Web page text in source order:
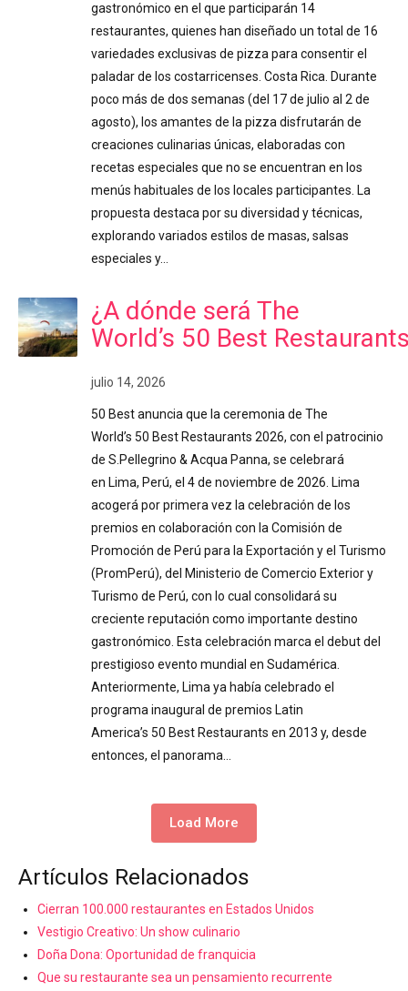
gastronómico en el que participarán 14
restaurantes, quienes han diseñado un total de 16
variedades exclusivas de pizza para consentir el
paladar de los costarricenses. Costa Rica. Durante
poco más de dos semanas (del 17 de julio al 2 de
agosto), los amantes de la pizza disfrutarán de
creaciones culinarias únicas, elaboradas con
recetas especiales que no se encuentran en los
menús habituales de los locales participantes. La
propuesta destaca por su diversidad y técnicas,
explorando variados estilos de masas, salsas
especiales y…
¿A dónde será The
World’s 50 Best
julio 14, 2026
50 Best anuncia que la ceremonia de The
World’s 50 Best Restaurants 2026, con el patrocinio
de S.Pellegrino & Acqua Panna, se celebrará
en Lima, Perú, el 4 de noviembre de 2026. Lima
acogerá por primera vez la celebración de los
premios en colaboración con la Comisión de
Promoción de Perú para la Exportación y el Turismo
(PromPerú), del Ministerio de Comercio Exterior y
Turismo de Perú, con lo cual consolidará su
creciente reputación como importante destino
gastronómico. Esta celebración marca el debut del
prestigioso evento mundial en Sudamérica.
Anteriormente, Lima ya había celebrado el
programa inaugural de premios Latin
America’s 50 Best Restaurants en 2013 y, desde
entonces, el panorama…
Load More
Artículos Relacionados
Cierran 100.000 restaurantes en Estados Unidos
Vestigio Creativo: Un show culinario
Doña Dona: Oportunidad de franquicia
Que su restaurante sea un pensamiento recurrente